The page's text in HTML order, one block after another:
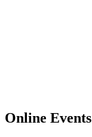
Online Events